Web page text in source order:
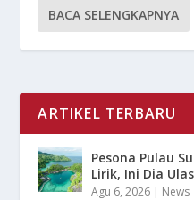
BACA SELENGKAPNYA
ARTIKEL TERBARU
Pesona Pulau
Lirik, Ini Dia
Agu 6, 2026 | News